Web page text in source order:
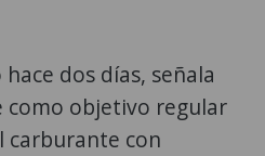
dos días, señala
como objetivo regular
carburante con